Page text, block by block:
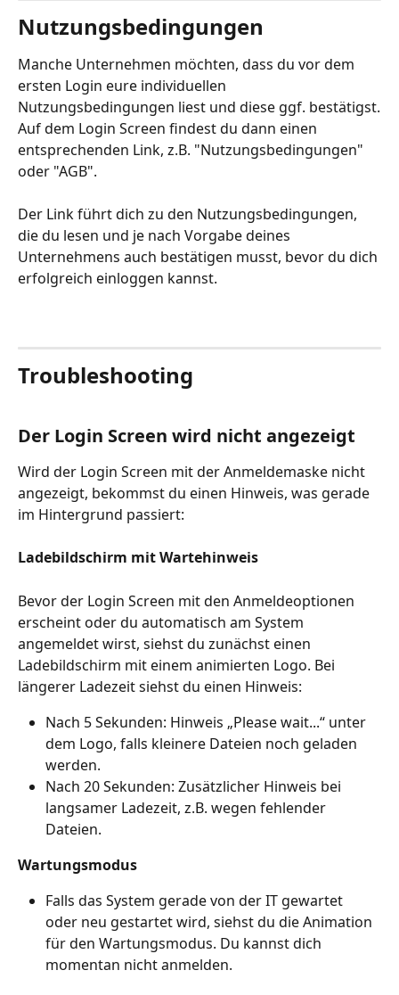
Nutzungsbedingungen
Manche Unternehmen möchten, dass du vor dem
ersten Login eure individuellen
Nutzungsbedingungen liest und diese ggf. bestätigst.
Auf dem Login Screen findest du dann einen
entsprechenden Link, z.B. "Nutzungsbedingungen"
oder "AGB".
Der Link führt dich zu den Nutzungsbedingungen,
die du lesen und je nach Vorgabe deines
Unternehmens auch bestätigen musst, bevor du dich
erfolgreich einloggen kannst.
Troubleshooting
Der Login Screen wird nicht angezeigt
Wird der Login Screen mit der Anmeldemaske nicht
angezeigt, bekommst du einen Hinweis, was gerade
im Hintergrund passiert:
Ladebildschirm mit Wartehinweis
Bevor der Login Screen mit den Anmeldeoptionen
erscheint oder du automatisch am System
angemeldet wirst, siehst du zunächst einen
Ladebildschirm mit einem animierten Logo. Bei
längerer Ladezeit siehst du einen Hinweis:
Nach 5 Sekunden: Hinweis „Please wait...“ unter
dem Logo, falls kleinere Dateien noch geladen
werden.
Nach 20 Sekunden: Zusätzlicher Hinweis bei
langsamer Ladezeit, z.B. wegen fehlender
Dateien.
Wartungsmodus
Falls das System gerade von der IT gewartet
oder neu gestartet wird, siehst du die Animation
für den Wartungsmodus. Du kannst dich
momentan nicht anmelden.